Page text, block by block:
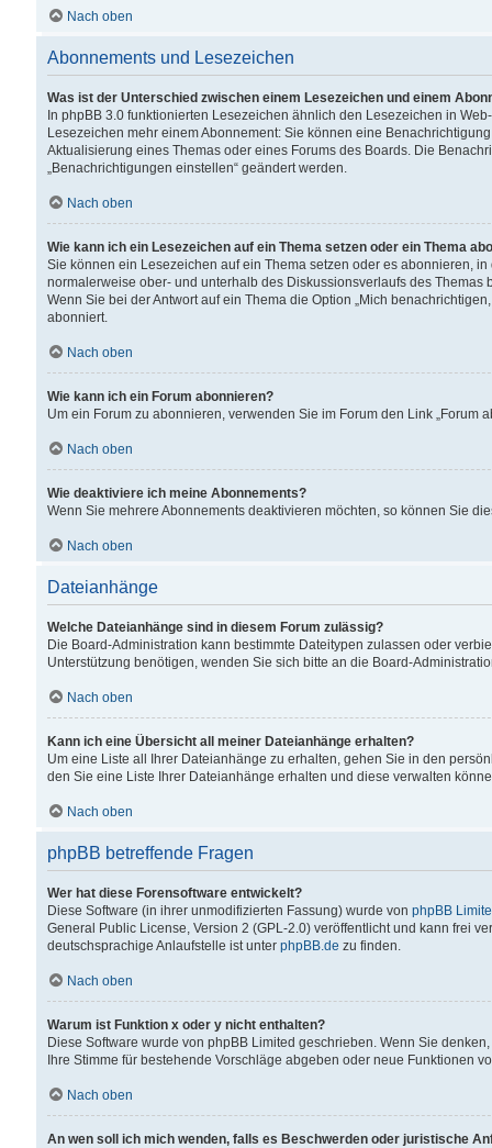
Nach oben
Abonnements und Lesezeichen
Was ist der Unterschied zwischen einem Lesezeichen und einem
In phpBB 3.0 funktionierten Lesezeichen ähnlich den Lesezeichen in
Lesezeichen mehr einem Abonnement: Sie können eine
Aktualisierung eines Themas oder eines Forums des Boards. Die
„Benachrichtigungen einstellen“ geändert werden.
Nach oben
Wie kann ich ein Lesezeichen auf ein Thema setzen oder ein Thema
Sie können ein Lesezeichen auf ein Thema setzen oder es abonnieren,
normalerweise ober- und unterhalb des Diskussionsverlaufs des Themas
Wenn Sie bei der Antwort auf ein Thema die Option „Mich
abonniert.
Nach oben
Wie kann ich ein Forum abonnieren?
Um ein Forum zu abonnieren, verwenden Sie im Forum den Link „Forum
Nach oben
Wie deaktiviere ich meine Abonnements?
Wenn Sie mehrere Abonnements deaktivieren möchten, so können Sie
Nach oben
Dateianhänge
Welche Dateianhänge sind in diesem Forum zulässig?
Die Board-Administration kann bestimmte Dateitypen zulassen oder
Unterstützung benötigen, wenden Sie sich bitte an die Board-
Nach oben
Kann ich eine Übersicht all meiner Dateianhänge erhalten?
Um eine Liste all Ihrer Dateianhänge zu erhalten, gehen Sie in den
den Sie eine Liste Ihrer Dateianhänge erhalten und diese verwalten
Nach oben
phpBB betreffende Fragen
Wer hat diese Forensoftware entwickelt?
Diese Software (in ihrer unmodifizierten Fassung) wurde von phpBB
General Public License, Version 2 (GPL-2.0) veröffentlicht und kann frei
deutschsprachige Anlaufstelle ist unter phpBB.de zu finden.
Nach oben
Warum ist Funktion x oder y nicht enthalten?
Diese Software wurde von phpBB Limited geschrieben. Wenn Sie
Ihre Stimme für bestehende Vorschläge abgeben oder neue Funktionen
Nach oben
An wen soll ich mich wenden, falls es Beschwerden oder juristische